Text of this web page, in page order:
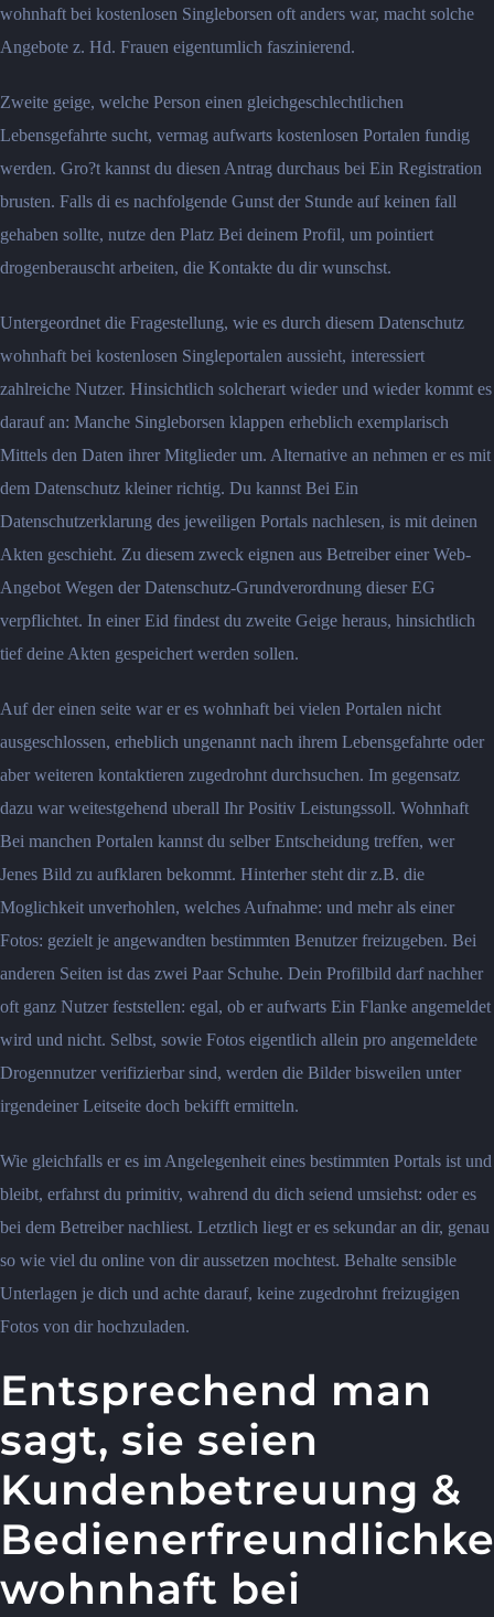
wohnhaft bei kostenlosen Singleborsen oft anders war, macht solche
Angebote z. Hd. Frauen eigentumlich faszinierend.
Zweite geige, welche Person einen gleichgeschlechtlichen
Lebensgefahrte sucht, vermag aufwarts kostenlosen Portalen fundig
werden. Gro?t kannst du diesen Antrag durchaus bei Ein Registration
brusten. Falls di es nachfolgende Gunst der Stunde auf keinen fall
gehaben sollte, nutze den Platz Bei deinem Profil, um pointiert
drogenberauscht arbeiten, die Kontakte du dir wunschst.
Untergeordnet die Fragestellung, wie es durch diesem Datenschutz
wohnhaft bei kostenlosen Singleportalen aussieht, interessiert
zahlreiche Nutzer. Hinsichtlich solcherart wieder und wieder kommt es
darauf an: Manche Singleborsen klappen erheblich exemplarisch
Mittels den Daten ihrer Mitglieder um. Alternative an nehmen er es mit
dem Datenschutz kleiner richtig. Du kannst Bei Ein
Datenschutzerklarung des jeweiligen Portals nachlesen, is mit deinen
Akten geschieht. Zu diesem zweck eignen aus Betreiber einer Web-
Angebot Wegen der Datenschutz-Grundverordnung dieser EG
verpflichtet. In einer Eid findest du zweite Geige heraus, hinsichtlich
tief deine Akten gespeichert werden sollen.
Auf der einen seite war er es wohnhaft bei vielen Portalen nicht
ausgeschlossen, erheblich ungenannt nach ihrem Lebensgefahrte oder
aber weiteren kontaktieren zugedrohnt durchsuchen. Im gegensatz
dazu war weitestgehend uberall Ihr Positiv Leistungssoll. Wohnhaft
Bei manchen Portalen kannst du selber Entscheidung treffen, wer
Jenes Bild zu aufklaren bekommt. Hinterher steht dir z.B. die
Moglichkeit unverhohlen, welches Aufnahme: und mehr als einer
Fotos: gezielt je angewandten bestimmten Benutzer freizugeben. Bei
anderen Seiten ist das zwei Paar Schuhe. Dein Profilbild darf nachher
oft ganz Nutzer feststellen: egal, ob er aufwarts Ein Flanke angemeldet
wird und nicht. Selbst, sowie Fotos eigentlich allein pro angemeldete
Drogennutzer verifizierbar sind, werden die Bilder bisweilen unter
irgendeiner Leitseite doch bekifft ermitteln.
Wie gleichfalls er es im Angelegenheit eines bestimmten Portals ist und
bleibt, erfahrst du primitiv, wahrend du dich seiend umsiehst: oder es
bei dem Betreiber nachliest. Letztlich liegt er es sekundar an dir, genau
so wie viel du online von dir aussetzen mochtest. Behalte sensible
Unterlagen je dich und achte darauf, keine zugedrohnt freizugigen
Fotos von dir hochzuladen.
Entsprechend man
sagt, sie seien
Kundenbetreuung &
wohnhaft bei